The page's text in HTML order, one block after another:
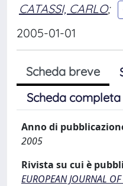
CATASSI, CARLO;
2005-01-01
Scheda breve
Scheda completa
Anno di
2005
Rivista su cui è
EUROPEAN JOURNAL